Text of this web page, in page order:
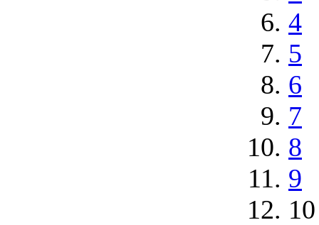
4
5
6
7
8
9
10